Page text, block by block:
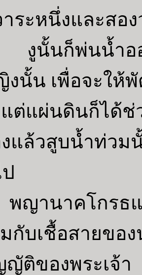
ระหนึ่งและสอง
งูนั้นก็พ่นน้ำออ
งนั้น เพื่อจะให้
แต่แผ่นดินก็ได้
งแล้วสูบน้ำท่ว
พญานาคโกร
กับเชื้อสายขอ
ญัติของพระเจ้